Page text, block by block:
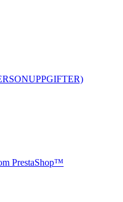
PrestaShop™